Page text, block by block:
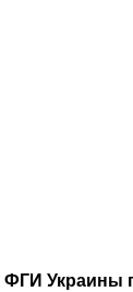
ФГИ Украины